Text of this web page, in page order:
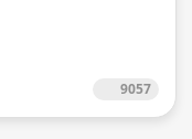
9057